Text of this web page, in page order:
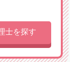
士を探す